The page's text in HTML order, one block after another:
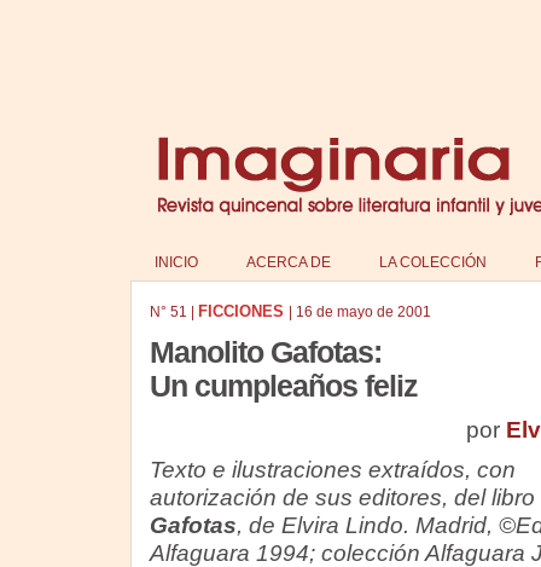
INICIO ACERCA DE LA COLECCIÓN
N° 51 FICCIONES 16 de mayo de 2001
Manolito Gafotas:
Un cumpleaños feliz
por
Texto e ilustraciones extraídos, con
autorización de sus editores, del libro
Gafotas, de Elvira Lindo. Madrid,
Alfaguara 1994; colección Alfaguara